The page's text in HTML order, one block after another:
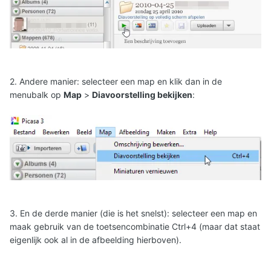
2. Andere manier: selecteer een map en klik dan in de
menubalk op Map > Diavoorstelling bekijken:
3. En de derde manier (die is het snelst): selecteer een map en
maak gebruik van de toetsencombinatie Ctrl+4 (maar dat staat
eigenlijk ook al in de afbeelding hierboven).